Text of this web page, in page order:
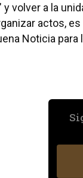
volver a la
actos,
Noticia